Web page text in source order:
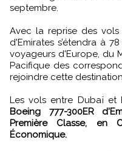
septembre.
Avec la reprise des
d'Emirates s’étendra à
voyageurs d'Europe, du
Pacifique des
rejoindre cette
Les vols entre Dubaï et
Boeing 777-300ER
Première Classe, en
Économique.